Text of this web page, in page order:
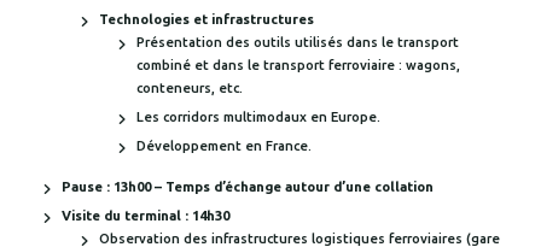
Technologies et infrastructures
Présentation des outils utilisés dans le transport
combiné et dans le transport ferroviaire : wagons,
conteneurs, etc.
Les corridors multimodaux en Europe.
Développement en France.
Pause : 13h00 – Temps d’échange autour d’une collation
Visite du terminal : 14h30
Observation des infrastructures logistiques ferroviaires (gare